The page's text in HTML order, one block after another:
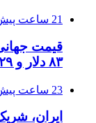
21 ساعت پیش
۸۳ دلار و ۲۹ سنت
23 ساعت پیش
ایران،